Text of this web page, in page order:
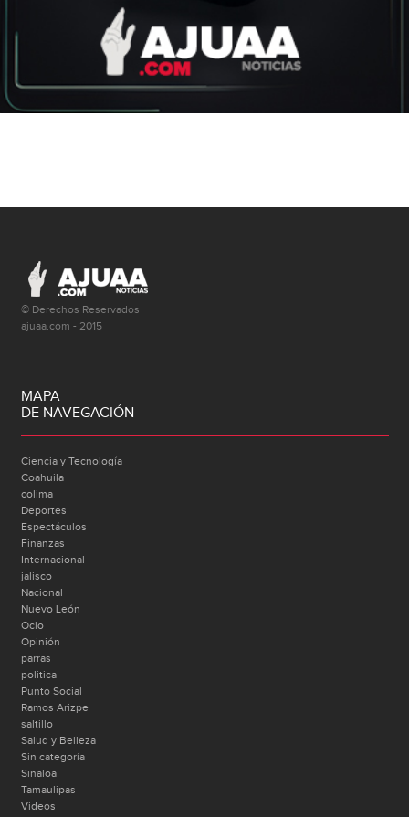
© Derechos Reservados
ajuaa.com - 2015
MAPA
DE NAVEGACIÓN
Ciencia y Tecnología
Coahuila
colima
Deportes
Espectáculos
Finanzas
Internacional
jalisco
Nacional
Nuevo León
Ocio
Opinión
parras
politica
Punto Social
Ramos Arizpe
saltillo
Salud y Belleza
Sin categoría
Sinaloa
Tamaulipas
Videos